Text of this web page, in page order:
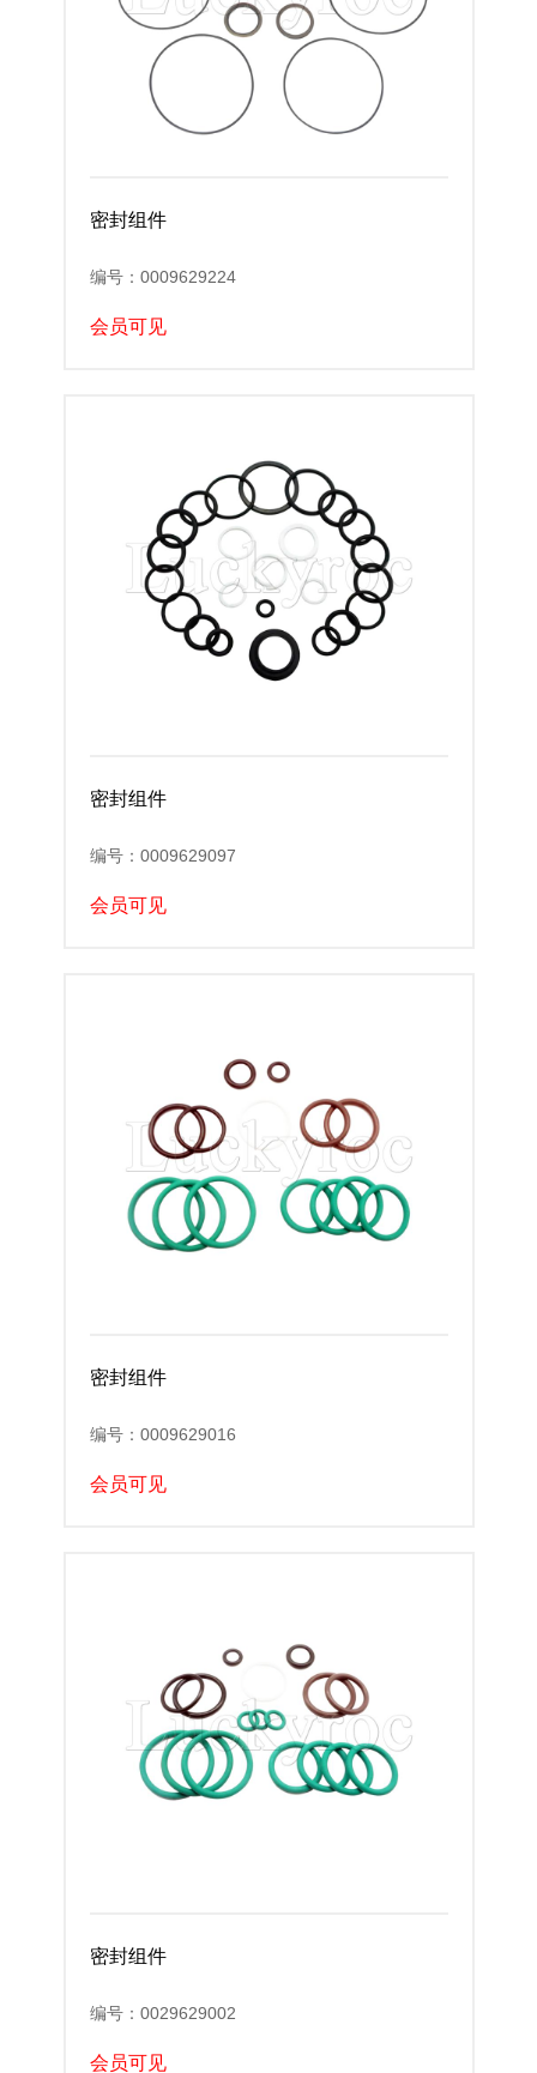
密封组件
编号：0009629224
会员可见
密封组件
编号：0009629097
会员可见
密封组件
编号：0009629016
会员可见
密封组件
编号：0029629002
会员可见